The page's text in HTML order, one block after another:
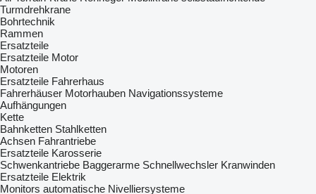
Turmdrehkrane
Bohrtechnik
Rammen
Ersatzteile
Ersatzteile Motor
Motoren
Ersatzteile Fahrerhaus
Fahrerhäuser Motorhauben Navigationssysteme
Aufhängungen
Kette
Bahnketten Stahlketten
Achsen Fahrantriebe
Ersatzteile Karosserie
Schwenkantriebe Baggerarme Schnellwechsler Kranwinden
Ersatzteile Elektrik
Monitors automatische Nivelliersysteme